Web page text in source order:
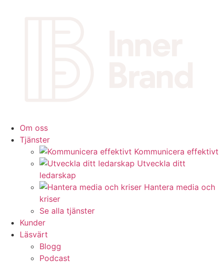
Om oss
Tjänster
Kommunicera effektivt
Utveckla ditt
ledarskap
Hantera media och
kriser
Se alla tjänster
Kunder
Läsvärt
Blogg
Podcast